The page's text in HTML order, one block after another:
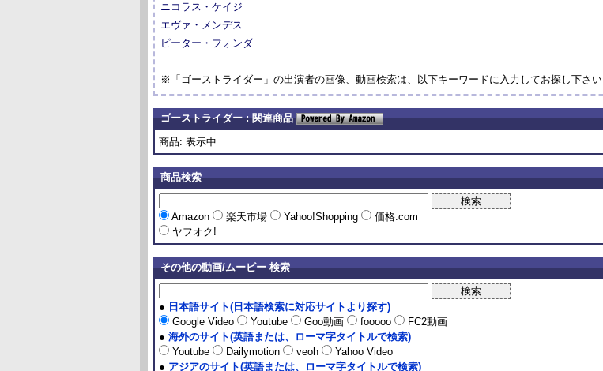
ニコラス・ケイジ
エヴァ・メンデス
ピーター・フォンダ
※「ゴーストライダー」の出演者の画像、動画検索は、以下キーワードに入力してお探し下さい
ゴーストライダー : 関連商品
商品: 表示中
商品検索
Amazon 楽天市場 Yahoo!Shopping
価格.com
ヤフオク!
その他の動画/ムービー 検索
● 日本語サイト(日本語検索に対応サイトより探す)
Google Video
Youtube Goo動画 fooooo
FC2動画
● 海外のサイト(英語または、ローマ字タイトルで検索)
Youtube
Dailymotion veoh
Yahoo Video
● アジアのサイト(英語または、ローマ字タイトルで検索)